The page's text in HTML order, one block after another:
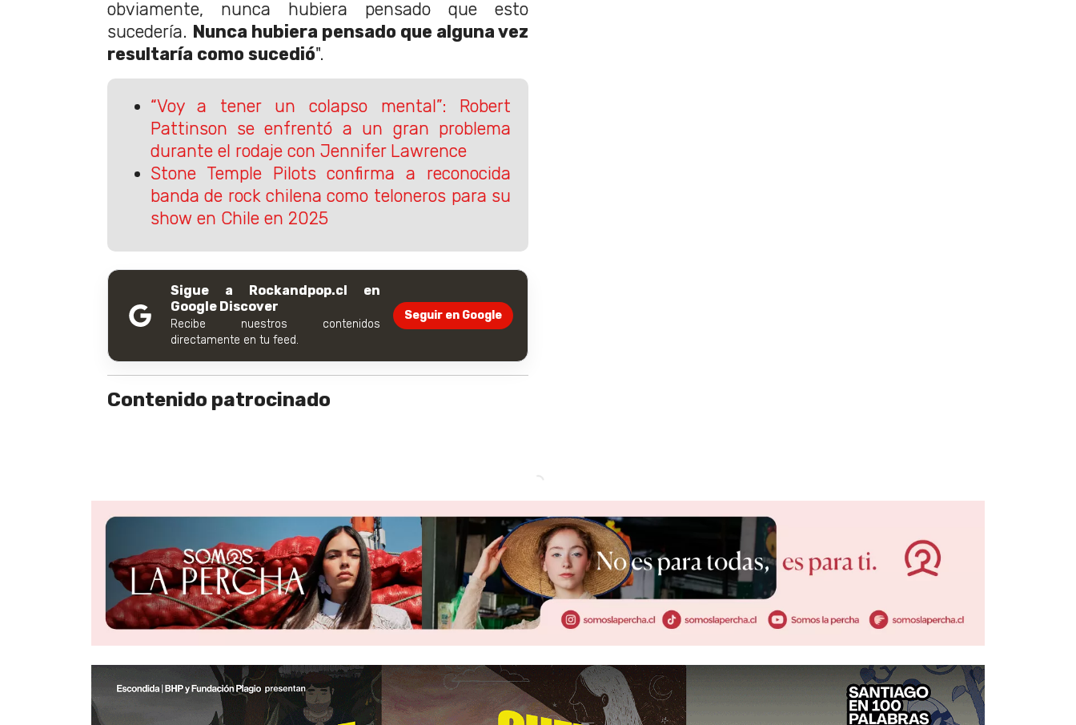
obviamente, nunca hubiera pensado que esto
sucedería. Nunca hubiera pensado que alguna vez
resultaría como sucedió".
“Voy a tener un colapso mental”: Robert
Pattinson se enfrentó a un gran problema
durante el rodaje con Jennifer Lawrence
Stone Temple Pilots confirma a reconocida
banda de rock chilena como teloneros para su
show en Chile en 2025
Sigue a Rockandpop.cl en
Google Discover
Recibe nuestros contenidos
directamente en tu feed.
Seguir en Google
Contenido patrocinado